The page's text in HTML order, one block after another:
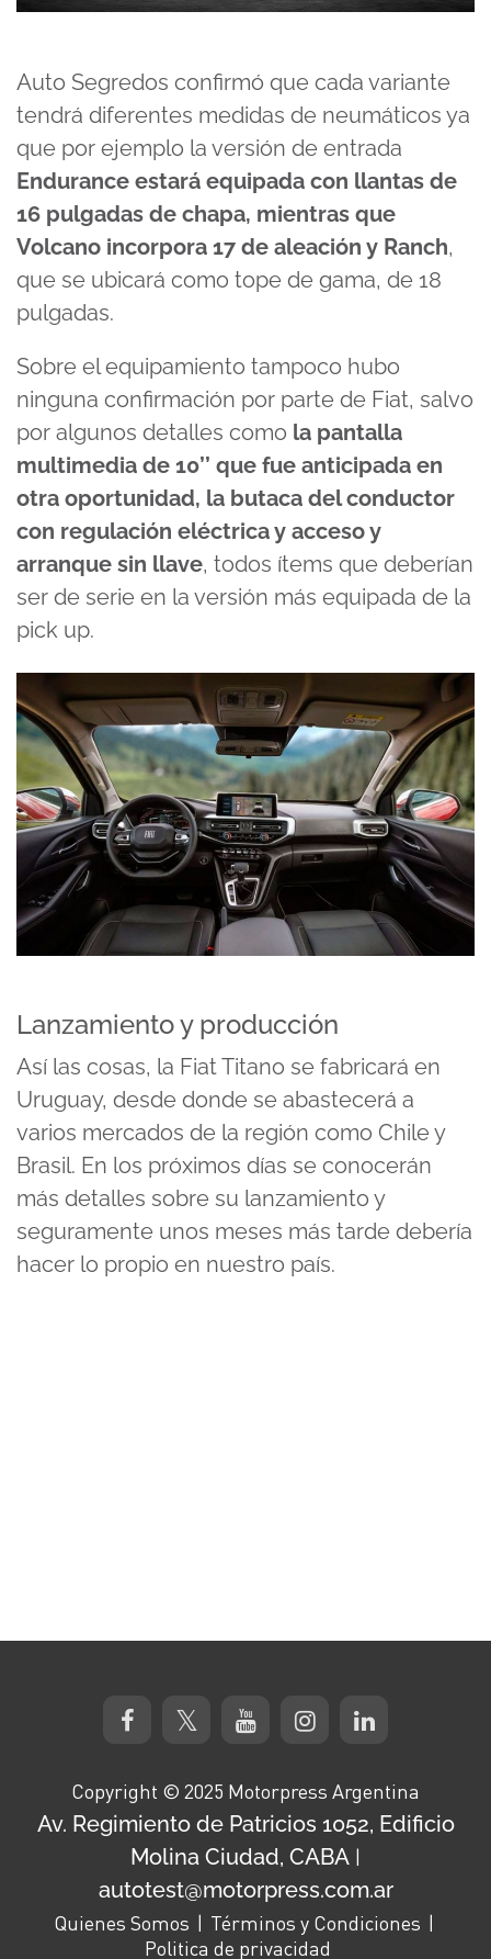
Auto Segredos confirmó que cada variante
tendrá diferentes medidas de neumáticos ya
que por ejemplo la versión de entrada
Endurance estará equipada con llantas de
16 pulgadas de chapa, mientras que
Volcano incorpora 17 de aleación y Ranch,
que se ubicará como tope de gama, de 18
pulgadas.
Sobre el equipamiento tampoco hubo
ninguna confirmación por parte de Fiat, salvo
por algunos detalles como la pantalla
multimedia de 10’’ que fue anticipada en
otra oportunidad, la butaca del conductor
con regulación eléctrica y acceso y
arranque sin llave, todos ítems que deberían
ser de serie en la versión más equipada de la
pick up.
Lanzamiento y producción
Así las cosas, la Fiat Titano se fabricará en
Uruguay, desde donde se abastecerá a
varios mercados de la región como Chile y
Brasil. En los próximos días se conocerán
más detalles sobre su lanzamiento y
seguramente unos meses más tarde debería
hacer lo propio en nuestro país.
Copyright © 2025 Motorpress Argentina
Av. Regimiento de Patricios 1052, Edificio
Molina Ciudad, CABA |
autotest@motorpress.com.ar
Quienes Somos
Términos y Condiciones
Politica de privacidad